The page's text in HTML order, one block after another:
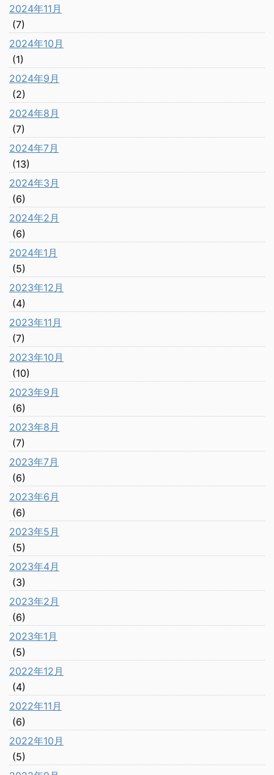
2024年11月
(7)
2024年10月
(1)
2024年9月
(2)
2024年8月
(7)
2024年7月
(13)
2024年3月
(6)
2024年2月
(6)
2024年1月
(5)
2023年12月
(4)
2023年11月
(7)
2023年10月
(10)
2023年9月
(6)
2023年8月
(7)
2023年7月
(6)
2023年6月
(6)
2023年5月
(5)
2023年4月
(3)
2023年2月
(6)
2023年1月
(5)
2022年12月
(4)
2022年11月
(6)
2022年10月
(5)